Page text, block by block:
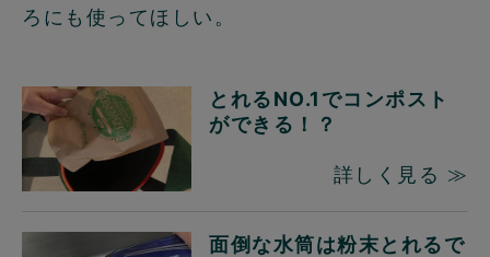
ろにも使ってほしい。
とれるNO.1でコンポスト
ができる！？
詳しく見る ≫
面倒な水筒は粉末とれるで